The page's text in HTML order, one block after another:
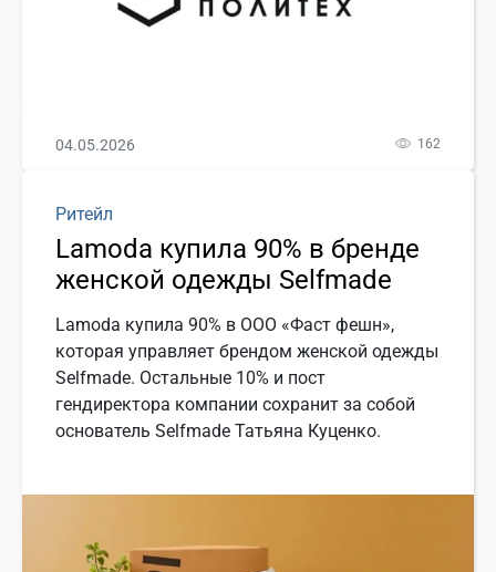
04.05.2026 162
Ритейл
Lamoda купила 90% в бренде
женской одежды Selfmade
Lamoda купила 90% в ООО «Фаст фешн»,
которая управляет брендом женской одежды
Selfmade. Остальные 10% и пост
гендиректора компании сохранит за собой
основатель Selfmade Татьяна Куценко.